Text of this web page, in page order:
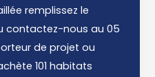
remplissez le
contactez-nous au 05
de projet ou
101 habitats